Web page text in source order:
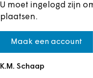
U moet ingelogd zijn
plaatsen.
Maak een account
K.M. Schaap